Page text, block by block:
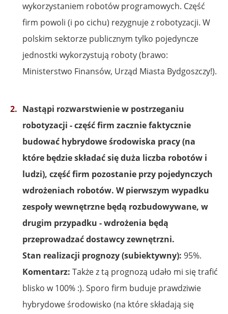
wykorzystaniem robotów programowych. Część
firm powoli (i po cichu) rezygnuje z robotyzacji. W
polskim sektorze publicznym tylko pojedyncze
jednostki wykorzystują roboty (brawo:
Ministerstwo Finansów, Urząd Miasta Bydgoszczy!).
Nastąpi rozwarstwienie w postrzeganiu
robotyzacji - część firm zacznie faktycznie
budować hybrydowe środowiska pracy (na
które będzie składać się duża liczba robotów i
ludzi), część firm pozostanie przy pojedynczych
wdrożeniach robotów. W pierwszym wypadku
zespoły wewnętrzne będą rozbudowywane, w
drugim przypadku - wdrożenia będą
przeprowadzać dostawcy zewnętrzni.
Stan realizacji prognozy (subiektywny): 95%.
Komentarz: Także z tą prognozą udało mi się trafić
blisko w 100% :). Sporo firm buduje prawdziwie
hybrydowe środowisko (na które składają się